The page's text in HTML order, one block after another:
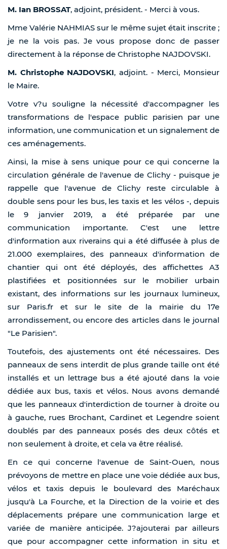
M. Ian BROSSAT, adjoint, président. - Merci à vous.
Mme Valérie NAHMIAS sur le même sujet était inscrite ;
je ne la vois pas. Je vous propose donc de passer
directement à la réponse de Christophe NAJDOVSKI.
M. Christophe NAJDOVSKI, adjoint. - Merci, Monsieur
le Maire.
Votre v?u souligne la nécessité d'accompagner les
transformations de l'espace public parisien par une
information, une communication et un signalement de
ces aménagements.
Ainsi, la mise à sens unique pour ce qui concerne la
circulation générale de l'avenue de Clichy - puisque je
rappelle que l'avenue de Clichy reste circulable à
double sens pour les bus, les taxis et les vélos -, depuis
le 9 janvier 2019, a été préparée par une
communication importante. C'est une lettre
d'information aux riverains qui a été diffusée à plus de
21.000 exemplaires, des panneaux d'information de
chantier qui ont été déployés, des affichettes A3
plastifiées et positionnées sur le mobilier urbain
existant, des informations sur les journaux lumineux,
sur Paris.fr et sur le site de la mairie du 17e
arrondissement, ou encore des articles dans le journal
"Le Parisien".
Toutefois, des ajustements ont été nécessaires. Des
panneaux de sens interdit de plus grande taille ont été
installés et un lettrage bus a été ajouté dans la voie
dédiée aux bus, taxis et vélos. Nous avons demandé
que les panneaux d'interdiction de tourner à droite ou
à gauche, rues Brochant, Cardinet et Legendre soient
doublés par des panneaux posés des deux côtés et
non seulement à droite, et cela va être réalisé.
En ce qui concerne l'avenue de Saint-Ouen, nous
prévoyons de mettre en place une voie dédiée aux bus,
vélos et taxis depuis le boulevard des Maréchaux
jusqu'à La Fourche, et la Direction de la voirie et des
déplacements prépare une communication large et
variée de manière anticipée. J?ajouterai par ailleurs
que pour accompagner cette information in situ et